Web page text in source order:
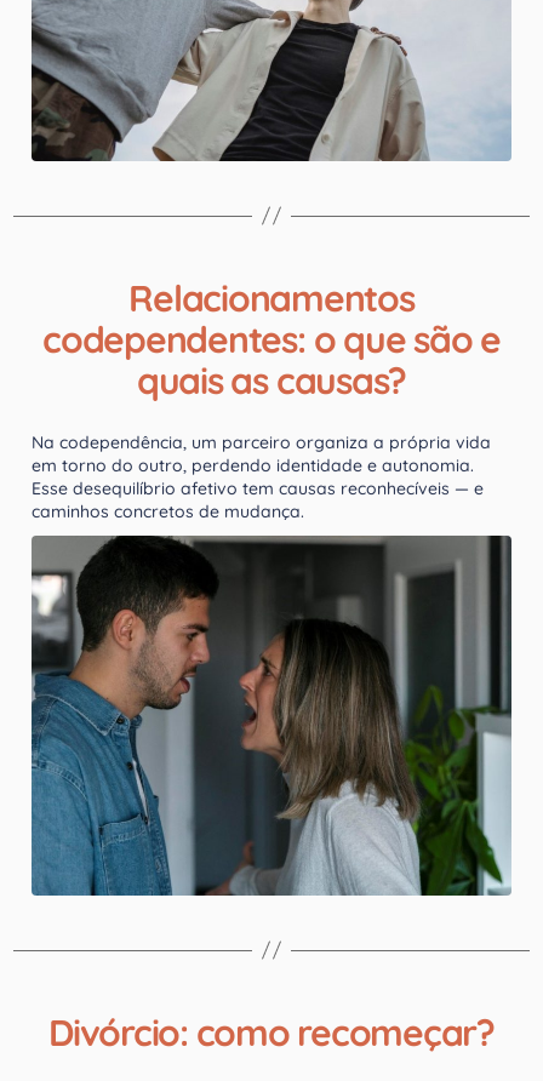
Relacionamentos
codependentes: o que são e
quais as causas?
Na codependência, um parceiro organiza a própria vida
em torno do outro, perdendo identidade e autonomia.
Esse desequilíbrio afetivo tem causas reconhecíveis — e
caminhos concretos de mudança.
Divórcio: como recomeçar?